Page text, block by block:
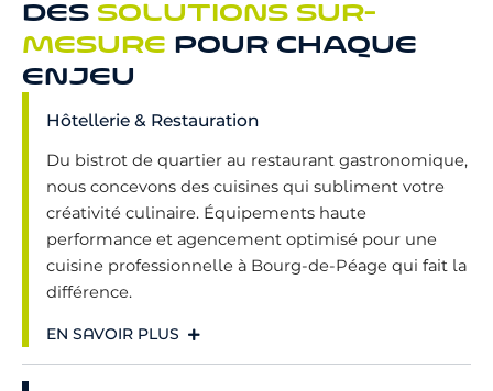
DES SOLUTIONS SUR-
MESURE POUR CHAQUE
ENJEU
Hôtellerie & Restauration
Du bistrot de quartier au restaurant gastronomique,
nous concevons des cuisines qui subliment votre
créativité culinaire. Équipements haute
performance et agencement optimisé pour une
cuisine professionnelle à Bourg-de-Péage qui fait la
différence.
EN SAVOIR PLUS